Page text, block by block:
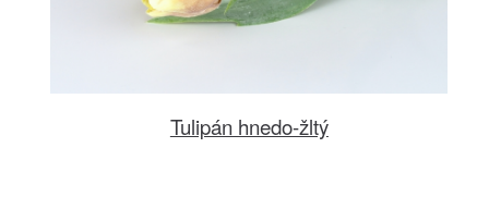
Tulipán hnedo-žltý